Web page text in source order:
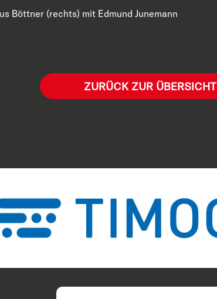
Böttner (rechts) mit Edmund Junemann
ZURÜCK ZUR ÜBERSICHT